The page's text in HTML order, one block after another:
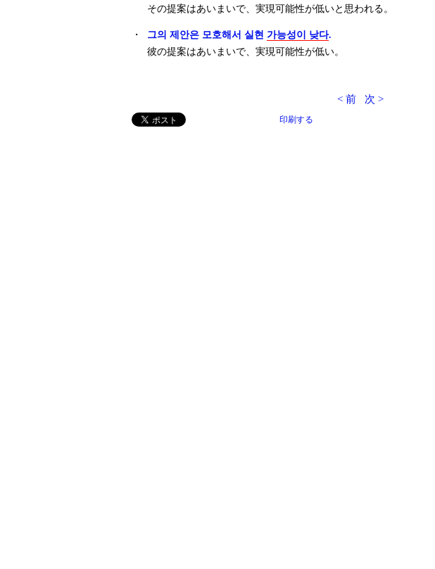
その提案はあいまいで、実現可能性が低いと思われる。
・ 그의 제안은 모호해서 실현 가능성이 낮다.
彼の提案はあいまいで、実現可能性が低い。
< 前 次 >
印刷する